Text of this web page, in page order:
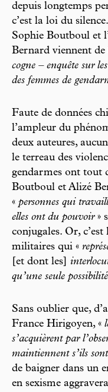
depuis longtemps
c’est la loi du
Sophie Boutboul et
Bernard viennent
cogne – enquête sur
des femmes de
Faute de données
l’ampleur du
deux auteures,
le terreau des
gendarmes ont tout
Boutboul et Alizé
« personnes qui
elles ont du pouvoir»
conjugales. Or, c’est
militaires qui «
[et dont les]
qu’une seule
Sans oublier que,
France Hirigoyen, «
s’acquièrent par
maintiennent s’ils
de baigner dans un
en sexisme